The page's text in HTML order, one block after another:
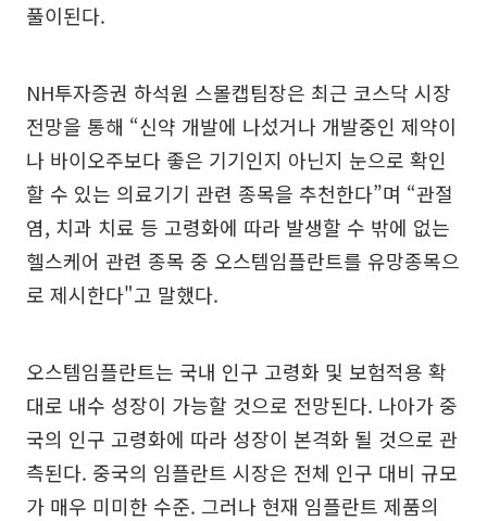
풀이된다.
NH투자증권 하석원 스몰캡팀장은 최근 코스닥 시장
전망을 통해 “신약 개발에 나섰거나 개발중인 제약이
나 바이오주보다 좋은 기기인지 아닌지 눈으로 확인
할 수 있는 의료기기 관련 종목을 추천한다”며 “관절
염, 치과 치료 등 고령화에 따라 발생할 수 밖에 없는
헬스케어 관련 종목 중 오스템임플란트를 유망종목으
로 제시한다"고 말했다.
오스템임플란트는 국내 인구 고령화 및 보험적용 확
대로 내수 성장이 가능할 것으로 전망된다. 나아가 중
국의 인구 고령화에 따라 성장이 본격화 될 것으로 관
측된다. 중국의 임플란트 시장은 전체 인구 대비 규모
가 매우 미미한 수준. 그러나 현재 임플란트 제품의